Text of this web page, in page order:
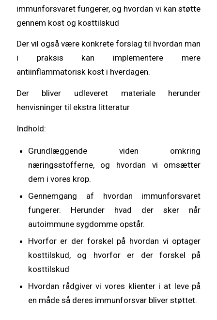
immunforsvaret fungerer, og hvordan vi kan støtte
gennem kost og kosttilskud
Der vil også være konkrete forslag til hvordan man
i praksis kan implementere mere
antiinflammatorisk kost i hverdagen.
Der bliver udleveret materiale herunder
henvisninger til ekstra litteratur
Indhold:
Grundlæggende viden omkring
næringsstofferne, og hvordan vi omsætter
dem i vores krop.
Gennemgang af hvordan immunforsvaret
fungerer. Herunder hvad der sker når
autoimmune sygdomme opstår.
Hvorfor er der forskel på hvordan vi optager
kosttilskud, og hvorfor er der forskel på
kosttilskud
Hvordan rådgiver vi vores klienter i at leve på
en måde så deres immunforsvar bliver støttet.